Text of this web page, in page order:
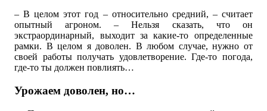
– В целом этот год – относительно средний, – считает
опытный агроном. – Нельзя сказать, что он
экстраординарный, выходит за какие-то определенные
рамки. В целом я доволен. В любом случае, нужно от
своей работы получать удовлетворение. Где-то погода,
где-то ты должен повлиять…
Урожаем доволен, но…